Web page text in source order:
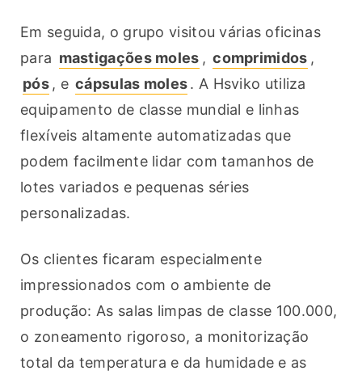
Em seguida, o grupo visitou várias oficinas
para mastigações moles , comprimidos
pós , e cápsulas moles. A Hsviko utiliza
equipamento de classe mundial e linhas
flexíveis altamente automatizadas que
podem facilmente lidar com tamanhos de
lotes variados e pequenas séries
personalizadas.
Os clientes ficaram especialmente
impressionados com o ambiente de
produção: As salas limpas de classe 100.000,
o zoneamento rigoroso, a monitorização
total da temperatura e da humidade e as